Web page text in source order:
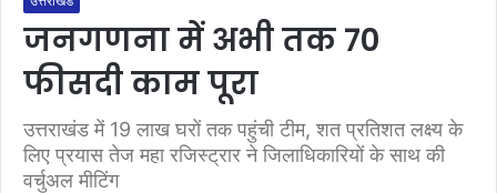
जनगणना में अभी तक 70
फीसदी काम पूरा
उत्तराखंड में 19 लाख घरों तक पहुंची टीम, शत प्रतिशत लक्ष्य के
लिए प्रयास तेज महा रजिस्ट्रार ने जिलाधिकारियों के साथ की
वर्चुअल मीटिंग